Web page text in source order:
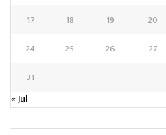
17
18 19 20
24
25 26 27
31
« Jul